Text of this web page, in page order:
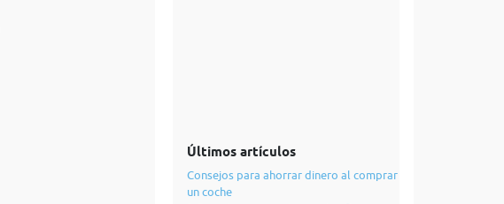
Últimos artículos
Consejos para ahorrar dinero al comprar
un coche